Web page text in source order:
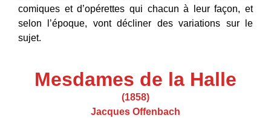
comiques et d’opérettes qui chacun à leur façon, et
selon l’époque, vont décliner des variations sur le
sujet.
Mesdames de la Halle
(1858)
Jacques Offenbach